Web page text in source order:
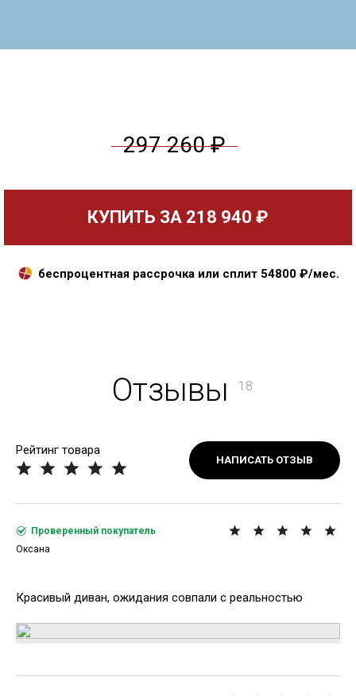
297 260 ₽
КУПИТЬ ЗА 218 940 ₽
беспроцентная рассрочка или сплит 54800₽/мес.
Отзывы 18
Рейтинг товара
НАПИСАТЬ ОТЗЫВ
Красивый диван, ожидания совпали с реальностью
Проверенный покупатель
Оксана